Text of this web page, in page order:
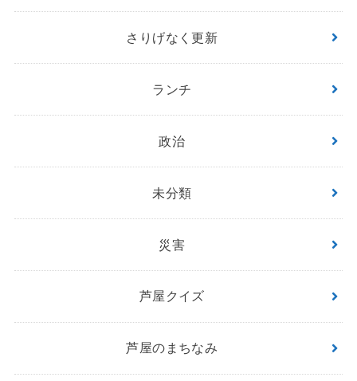
さりげなく更新
ランチ
政治
未分類
災害
芦屋クイズ
芦屋のまちなみ